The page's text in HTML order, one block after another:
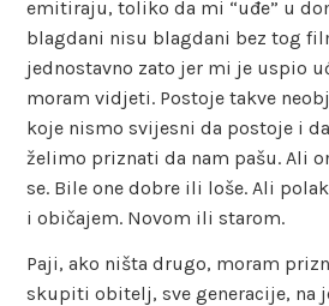
emitiraju, toliko da mi “uđe” u
blagdani nisu blagdani bez tog
jednostavno zato jer mi je uspio
moram vidjeti. Postoje takve
koje nismo svijesni da postoje i
želimo priznati da nam pašu. Ali
se. Bile one dobre ili loše. Ali
i običajem. Novom ili starom.
Paji, ako ništa drugo, moram
skupiti obitelj, sve generacije, na